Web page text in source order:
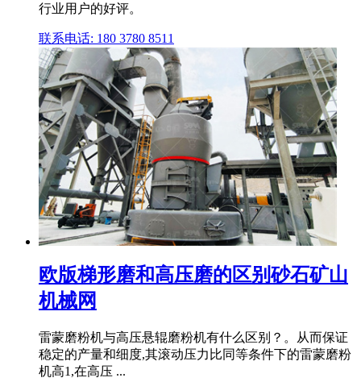
行业用户的好评。
联系电话: 180 3780 8511
欧版梯形磨和高压磨的区别砂石矿山
机械网
雷蒙磨粉机与高压悬辊磨粉机有什么区别？。从而保证
稳定的产量和细度,其滚动压力比同等条件下的雷蒙磨粉
机高1,在高压 ...